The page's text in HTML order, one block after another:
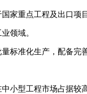
家重点工程及出口项目
领域。
准化生产，配备完
小型工程市场占据较高